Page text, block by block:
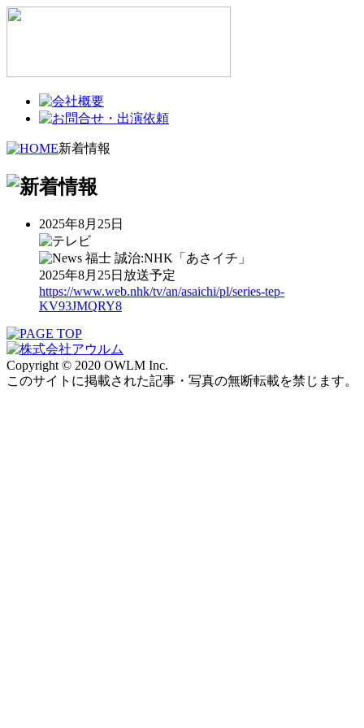
新着情報
2025年8月25日
福士 誠治:NHK「あさイチ」
2025年8月25日放送予定
https://www.web.nhk/tv/an/asaichi/pl/series-tep-
KV93JMQRY8
Copyright © 2020 OWLM Inc.
このサイトに掲載された記事・写真の無断転載を禁じます。